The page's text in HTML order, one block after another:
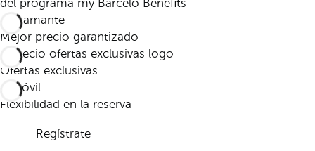
del programa my Barceló Benefits
Mejor precio garantizado
Ofertas exclusivas
Flexibilidad en la reserva
Regístrate